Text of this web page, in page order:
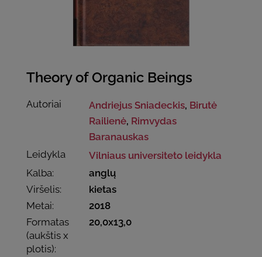
Theory of Organic Beings
Autoriai Andriejus Sniadeckis, Birutė
Railienė, Rimvydas
Baranauskas
Leidykla
Vilniaus universiteto leidykla
Kalba:
anglų
Viršelis:
kietas
Metai:
2018
Formatas
(aukštis x
plotis):
20,0x13,0